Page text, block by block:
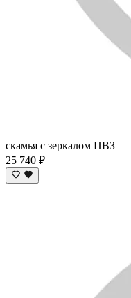
скамья c зеркалом ПВЗ
25 740 ₽